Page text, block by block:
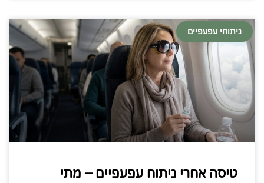
ניתוחי עפעפיים
טיסה אחרי ניתוח עפעפיים – מתי